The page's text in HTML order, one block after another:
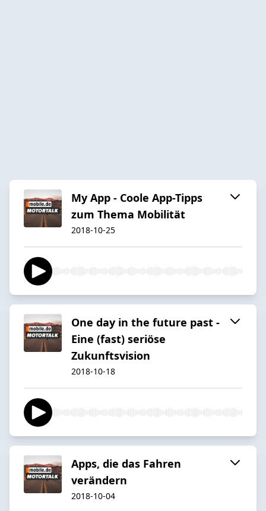
My App - Coole App-Tipps
zum Thema Mobilität
2018-10-25
One day in the future past -
Eine (fast) seriöse
Zukunftsvision
2018-10-18
Apps, die das Fahren
verändern
2018-10-04